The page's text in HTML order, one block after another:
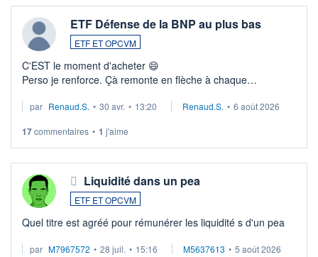
ETF Défense de la BNP au plus bas
ETF ET OPCVM
C'EST le moment d'acheter 😄​
Perso je renforce. Çà remonte en flèche à chaque
Investissement long terme tip top pour sa retraite.
par Renaud.S. • 30 avr. • 13:20 Renaud.S. • 6 août 2026
17commentaires • 1 j'aime
Liquidité dans un pea
ETF ET OPCVM
Quel titre est agréé pour rémunérer les liquidité s d'un pea
par M7967572 • 28 juil. • 15:16 M5637613 • 5 août 2026